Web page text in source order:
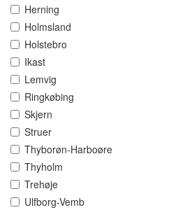
Herning
Holmsland
Holstebro
Ikast
Lemvig
Ringkøbing
Skjern
Struer
Thyborøn-Harboøre
Thyholm
Trehøje
Ulfborg-Vemb